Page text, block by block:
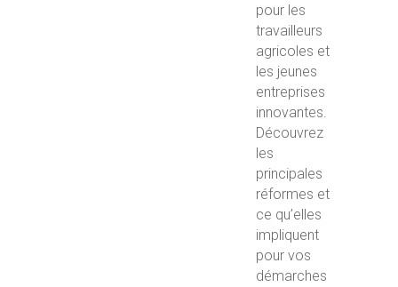
pour les
travailleurs
agricoles et
les jeunes
entreprises
innovantes.
Découvrez
les
principales
réformes et
ce qu’elles
impliquent
pour vos
démarches